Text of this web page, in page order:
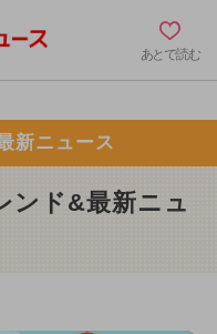
あとで読む
新ニュース
ンド&最新ニュ